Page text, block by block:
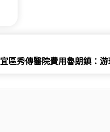
區秀傳醫院費用魯朗鎮：